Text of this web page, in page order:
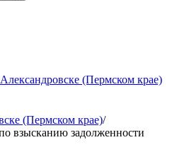
(Пермском крае)
(Пермском крае)/
взысканию задолженности